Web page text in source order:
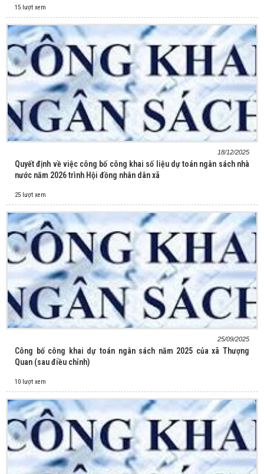
15 lượt xem
18/12/2025
Quyết định về việc công bố công khai số liệu dự toán ngân sách nhà
nước năm 2026 trình Hội đồng nhân dân xã
25 lượt xem
25/09/2025
Công bố công khai dự toán ngân sách năm 2025 của xã Thượng
Quan (sau điều chỉnh)
10 lượt xem